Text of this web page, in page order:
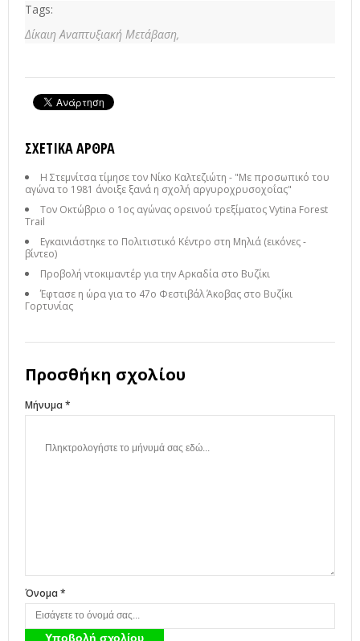
Tags:
Δίκαιη Αναπτυξιακή Μετάβαση,
ΣΧΕΤΙΚΆ ΆΡΘΡΑ
Η Στεμνίτσα τίμησε τον Νίκο Καλτεζιώτη - "Με προσωπικό του
αγώνα το 1981 άνοιξε ξανά η σχολή αργυροχρυσοχοΐας"
Τον Οκτώβριο ο 1ος αγώνας ορεινού τρεξίματος Vytina Forest
Trail
Εγκαινιάστηκε το Πολιτιστικό Κέντρο στη Μηλιά (εικόνες -
βίντεο)
Προβολή ντοκιμαντέρ για την Αρκαδία στο Βυζίκι
Έφτασε η ώρα για το 47ο Φεστιβάλ Άκοβας στο Βυζίκι
Γορτυνίας
Προσθήκη σχολίου
Μήνυμα *
Όνομα *